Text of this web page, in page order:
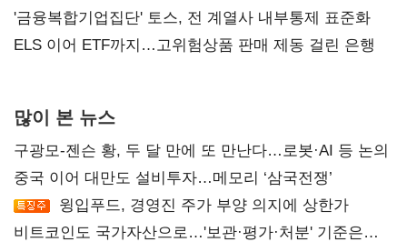
'금융복합기업집단' 토스, 전 계열사 내부통제 표준화
ELS 이어 ETF까지…고위험상품 판매 제동 걸린 은행
많이 본 뉴스
구광모-젠슨 황, 두 달 만에 또 만난다…로봇·AI 등 논의
중국 이어 대만도 설비투자…메모리 ‘삼국전쟁’
윙입푸드, 경영진 주가 부양 의지에 상한가
비트코인도 국가자산으로…'보관·평가·처분' 기준은